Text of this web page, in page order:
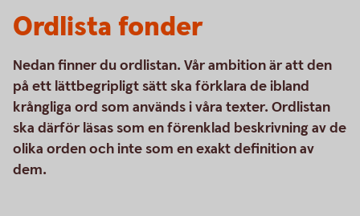
Ordlista fonder
Nedan finner du ordlistan. Vår ambition är att den
på ett lättbegripligt sätt ska förklara de ibland
krångliga ord som används i våra texter. Ordlistan
ska därför läsas som en förenklad beskrivning av de
olika orden och inte som en exakt definition av
dem.